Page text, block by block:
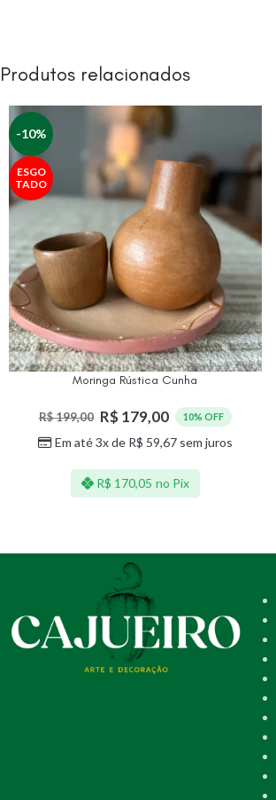
Produtos relacionados
-10%
ESGO
TADO
Moringa Rústica Cunha
R$199,00 R$179,00 10% OFF
Em até 3x de R$ 59,67 sem juros
R$ 170,05 no Pix